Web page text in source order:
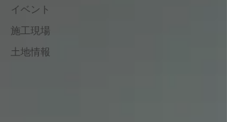
イベント
施工現場
土地情報